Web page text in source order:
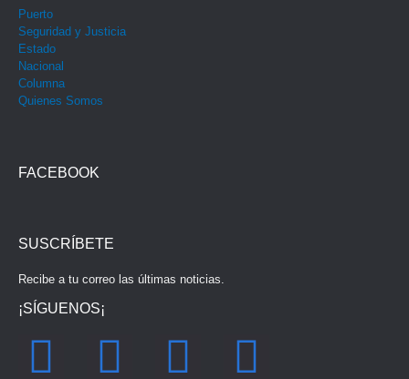
Puerto
Seguridad y Justicia
Estado
Nacional
Columna
Quienes Somos
FACEBOOK
SUSCRÍBETE
Recibe a tu correo las últimas noticias.
¡SÍGUENOS¡
F
I
Y
T